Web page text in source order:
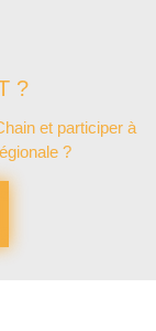
?
et participer à
?